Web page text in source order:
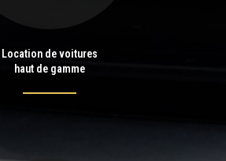
Location de voitures
haut de gamme